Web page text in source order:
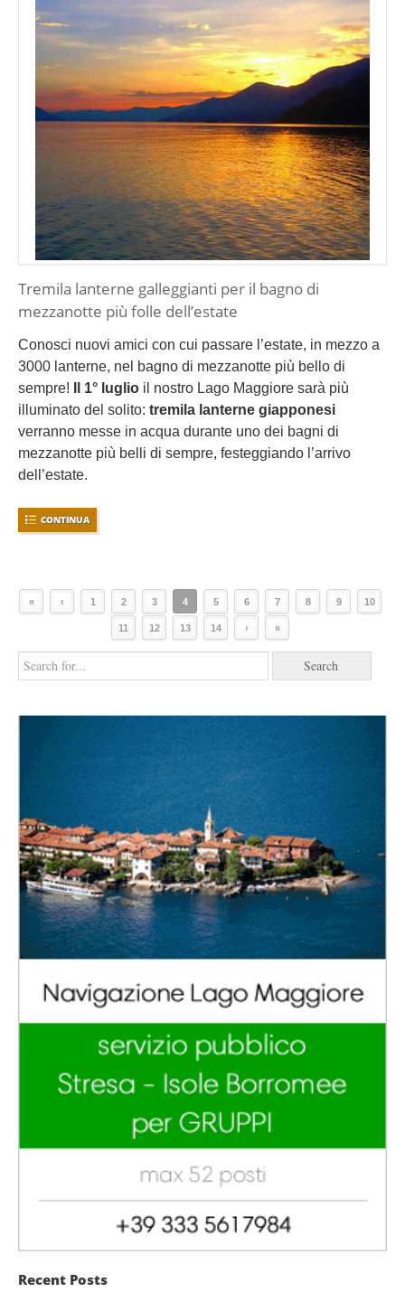
Tremila lanterne galleggianti per il bagno di
mezzanotte più folle dell’estate
Conosci nuovi amici con cui passare l’estate, in mezzo a
3000 lanterne, nel bagno di mezzanotte più bello di
sempre!
Il 1° luglio il nostro Lago Maggiore sarà più
illuminato del solito: tremila lanterne giapponesi
verranno messe in acqua durante uno dei bagni di
mezzanotte più belli di sempre, festeggiando l’arrivo
dell’estate.
CONTINUA
« ‹ 1 2 3 4 5 6 7 8 9 10
11 12 13 14 › »
Recent Posts